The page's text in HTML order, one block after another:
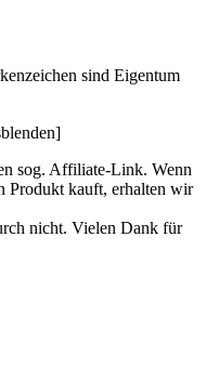
sind Eigentum
blenden]
sog. Affiliate-Link. Wenn
Produkt kauft, erhalten wir
nicht. Vielen Dank für